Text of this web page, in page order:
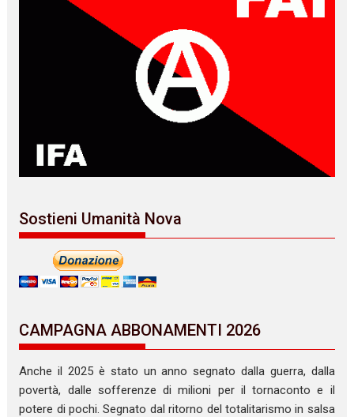
Sostieni Umanità Nova
CAMPAGNA ABBONAMENTI 2026
Anche il 2025 è stato un anno segnato dalla guerra, dalla
povertà, dalle sofferenze di milioni per il tornaconto e il
potere di pochi. Segnato dal ritorno del totalitarismo in salsa